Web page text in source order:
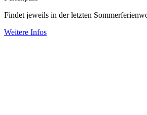
Findet jeweils in der letzten
Weitere Infos